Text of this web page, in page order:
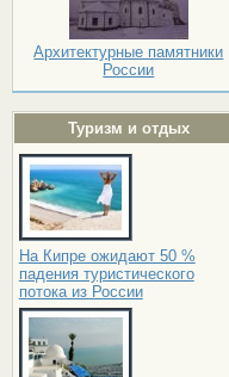
Архитектурные памятники
России
Туризм и отдых
На Кипре ожидают 50 %
падения туристического
потока из России